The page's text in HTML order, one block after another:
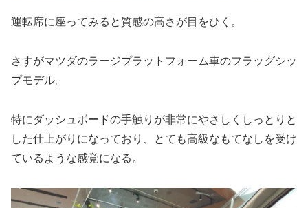
運転席に座ってみると質感の高さが目をひく。
さすがマツダのラージプラットフォーム車のフラッグシッ
プモデル。
特にダッシュボードの手触りが非常にやさしくしっとりと
した仕上がりになっており、とても高級なもてなしを受け
ているような感覚になる。